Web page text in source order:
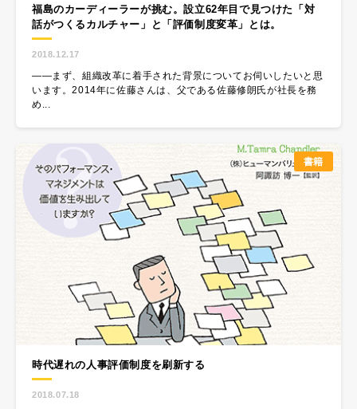
福島のカーディーラーが挑む。設立62年目で見つけた「対
話がつくるカルチャー」と「評価制度変革」とは。
2018.12.17
――まず、組織改革に着手された背景についてお伺いしたいと思
います。2014年に佐藤さんは、父である佐藤修朗氏が社長を務
め...
書籍
時代遅れの人事評価制度を刷新する
2018.07.18